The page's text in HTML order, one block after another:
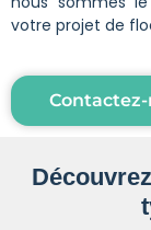
votre projet de